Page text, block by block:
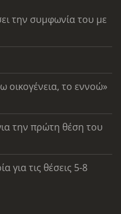
την συμφωνία του με
οικογένεια, το εννοώ»
την πρώτη θέση του
για τις θέσεις 5-8